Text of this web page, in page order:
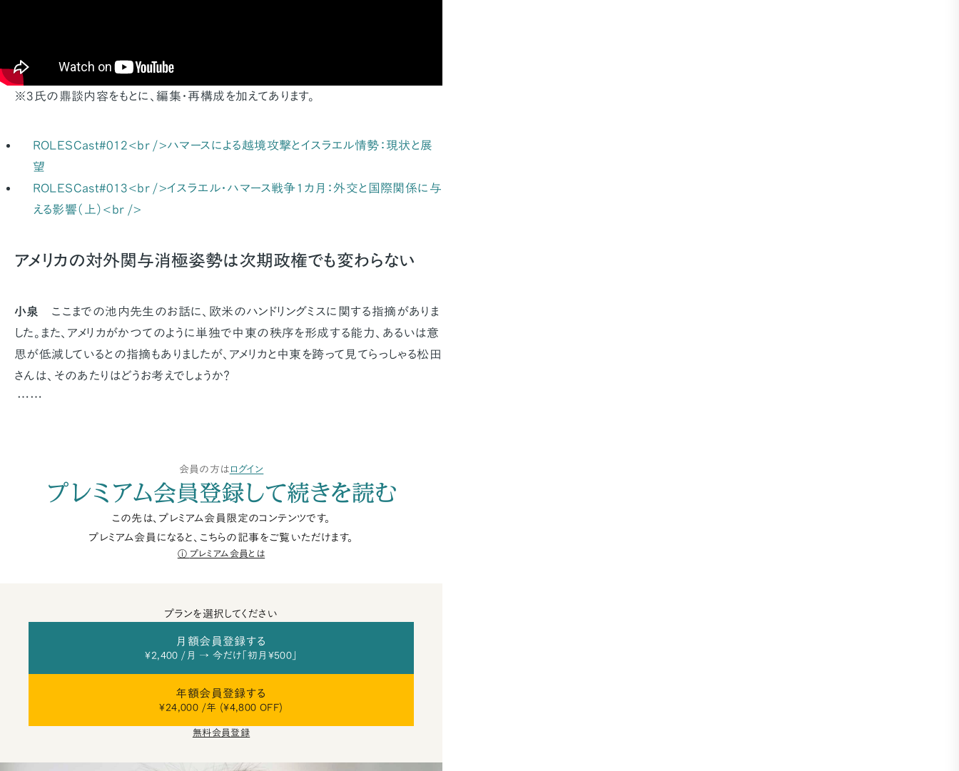
※3氏の鼎談内容をもとに、編集・再構成を加えてあります。
ROLESCast#012<br />ハマースによる越境攻撃とイスラエル情勢：現状と展
望
ROLESCast#013<br />イスラエル・ハマース戦争１カ月：外交と国際関係に与
える影響（上）<br />
アメリカの対外関与消極姿勢は次期政権でも変わらない
小泉
ここまでの池内先生のお話に、欧米のハンドリングミスに関する指摘がありま
した。また、アメリカがかつてのように単独で中東の秩序を形成する能力、あるいは意
思が低減しているとの指摘もありましたが、アメリカと中東を跨って見てらっしゃる松田
さんは、そのあたりはどうお考えでしょうか？
……
会員の方は ログイン
プレミアム会員登録して続きを読む
この先は、プレミアム会員限定のコンテンツです。
プレミアム会員になると、こちらの記事をご覧いただけます。
プレミアム会員とは
プランを選択してください
月額会員登録する
¥2,400 /月 → 今だけ「初月¥500」
年額会員登録する
¥24,000 /年 (¥4,800 OFF)
無料会員登録